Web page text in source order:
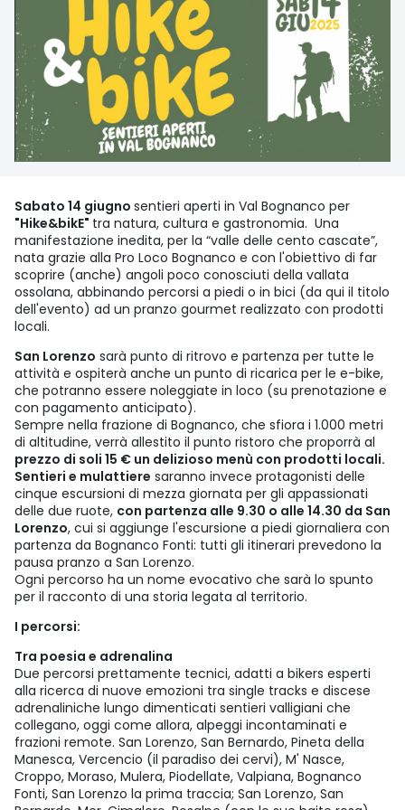
Sabato 14 giugno sentieri aperti in Val Bognanco per
"Hike&bikE" tra natura, cultura e gastronomia. Una
manifestazione inedita, per la “valle delle cento cascate”,
nata grazie alla Pro Loco Bognanco e con l'obiettivo di far
scoprire (anche) angoli poco conosciuti della vallata
ossolana, abbinando percorsi a piedi o in bici (da qui il titolo
dell'evento) ad un pranzo gourmet realizzato con prodotti
locali.
San Lorenzo sarà punto di ritrovo e partenza per tutte le
attività e ospiterà anche un punto di ricarica per le e-bike,
che potranno essere noleggiate in loco (su prenotazione e
con pagamento anticipato).
Sempre nella frazione di Bognanco, che sfiora i 1.000 metri
di altitudine, verrà allestito il punto ristoro che proporrà al
prezzo di soli 15 € un delizioso menù con prodotti locali.
Sentieri e mulattiere saranno invece protagonisti delle
cinque escursioni di mezza giornata per gli appassionati
delle due ruote, con partenza alle 9.30 o alle 14.30 da San
Lorenzo, cui si aggiunge l'escursione a piedi giornaliera con
partenza da Bognanco Fonti: tutti gli itinerari prevedono la
pausa pranzo a San Lorenzo.
Ogni percorso ha un nome evocativo che sarà lo spunto
per il racconto di una storia legata al territorio.
I percorsi:
Tra poesia e adrenalina
Due percorsi prettamente tecnici, adatti a bikers esperti
alla ricerca di nuove emozioni tra single tracks e discese
adrenaliniche lungo dimenticati sentieri valligiani che
collegano, oggi come allora, alpeggi incontaminati e
frazioni remote. San Lorenzo, San Bernardo, Pineta della
Manesca, Vercencio (il paradiso dei cervi), M' Nasce,
Croppo, Moraso, Mulera, Piodellate, Valpiana, Bognanco
Fonti, San Lorenzo la prima traccia; San Lorenzo, San